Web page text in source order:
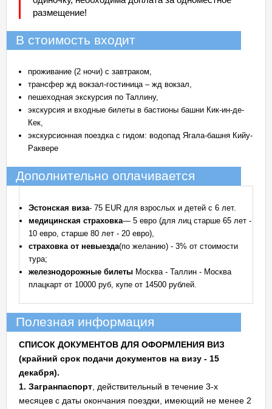
размещение!
В стоимость входит
проживание (2 ночи) с завтраком,
трансфер жд вокзал-гостиница – жд вокзал,
пешеходная экскурсия по Таллину,
экскурсия и входные билеты в бастионы башни Кик-ин-де-
Кек,
экскурсионная поездка с гидом: водопад Ягала-башня Кийу-
Раквере
Дополнительно оплачивается
Эстонская виза- 75 EUR для взрослых и детей с 6 лет.
медицинская страховка— 5 евро (для лиц старше 65 лет -
10 евро, старше 80 лет - 20 евро),
страховка от невыезда(по желанию) - 3% от стоимости
тура;
железнодорожные билеты Москва - Таллин - Москва
плацкарт от 10000 руб, купе от 14500 рублей.
Полезная информация
СПИСОК ДОКУМЕНТОВ ДЛЯ ОФОРМЛЕНИЯ ВИЗ
(крайний срок подачи документов на визу - 15
декабря).
1. Загранпаспорт , действительный в течение 3-х
месяцев с даты окончания поездки, имеющий не менее 2